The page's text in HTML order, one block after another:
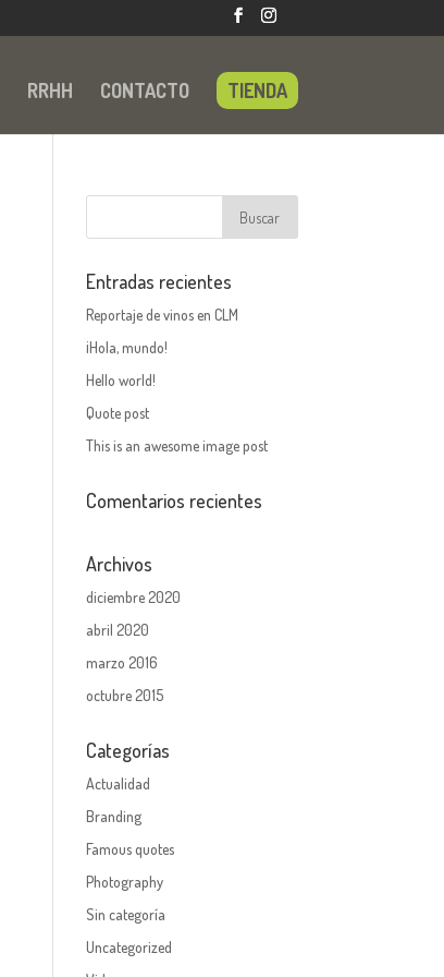
RRHH CONTACTO TIENDA
Entradas recientes
Reportaje de vinos en CLM
¡Hola, mundo!
Hello world!
Quote post
This is an awesome image post
Comentarios recientes
Archivos
diciembre 2020
abril 2020
marzo 2016
octubre 2015
Categorías
Actualidad
Branding
Famous quotes
Photography
Sin categoría
Uncategorized